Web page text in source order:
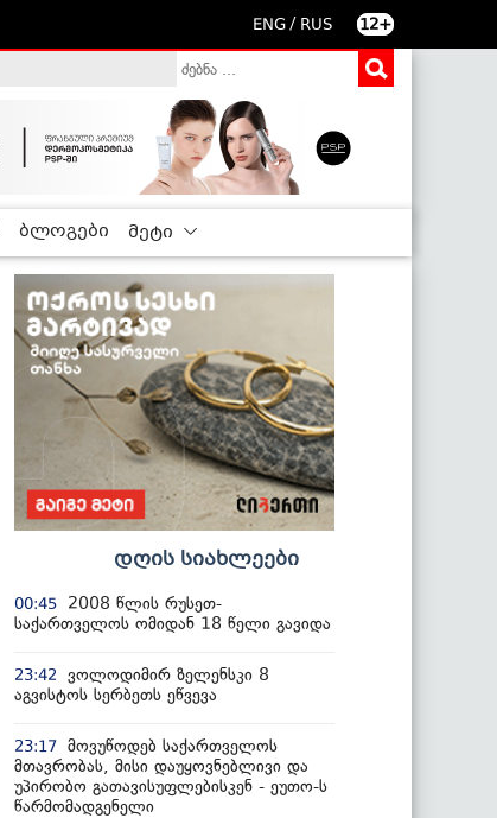
ENG / RUS 12+
ბლოგები მეტი
დღის სიახლეები
00:45
2008 წლის რუსეთ-
საქართველოს ომიდან 18 წელი გავიდა
23:42
ვოლოდიმირ ზელენსკი 8
აგვისტოს სერბეთს ეწვევა
23:17 მოვუწოდებ საქართველოს
მთავრობას, მისი დაუყოვნებლივი და
უპირობო გათავისუფლებისკენ - ეუთო-ს
წარმომადგენელი